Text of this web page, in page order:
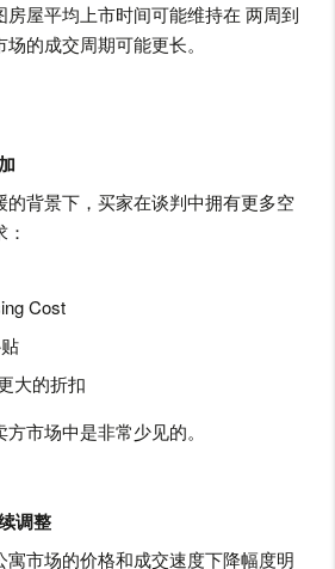
屋平均上市时间可能维持在 两周到
的成交周期可能更长。
的背景下，买家在谈判中拥有更多空
Cost
大的折扣
市场中是非常少见的。
调整
寓市场的价格和成交速度下降幅度明